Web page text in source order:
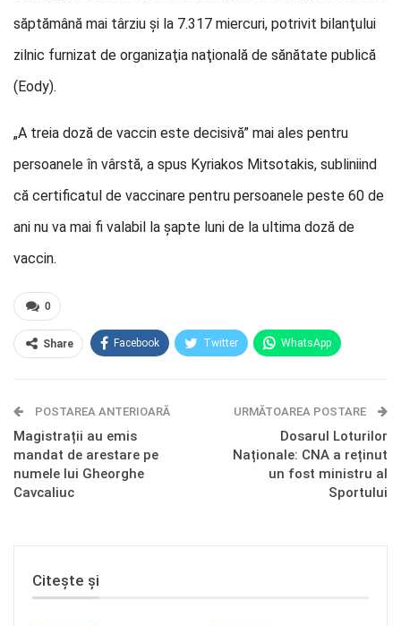
săptămână mai târziu şi la 7.317 miercuri, potrivit bilanţului
zilnic furnizat de organizaţia naţională de sănătate publică
(Eody).
„A treia doză de vaccin este decisivă” mai ales pentru
persoanele în vârstă, a spus Kyriakos Mitsotakis, subliniind
că certificatul de vaccinare pentru persoanele peste 60 de
ani nu va mai fi valabil la şapte luni de la ultima doză de
vaccin.
0
Share Facebook Twitter WhatsApp
Telegram OK.ru
POSTAREA ANTERIOARĂ
Magistrații au emis
mandat de arestare pe
numele lui Gheorghe
Cavcaliuc
URMĂTOAREA POSTARE
Dosarul Loturilor
Naționale: CNA a reținut
un fost ministru al
Sportului
Citește și